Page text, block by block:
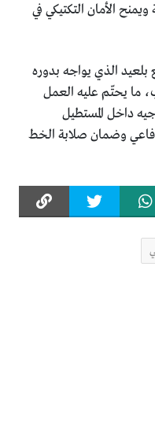
الأمان التكتيكي في
الذي يواجه بدوره
ما يحتّم عليه العمل
داخل المستطيل
وضمان صلابة الخط